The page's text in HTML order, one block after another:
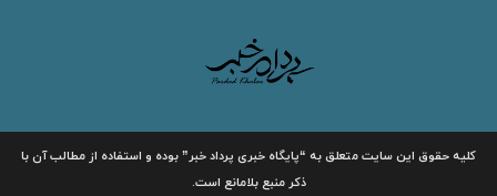
کلیه حقوق این سایت متعلق به“پایگاه خبریپرداد خبر”بوده و استفاده از مطالب آن با
ذکر منبع بلامانع است.